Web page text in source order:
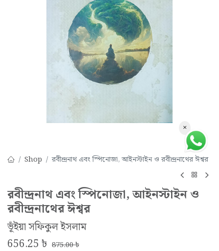
Shop রবীন্দ্রনাথ এবং স্পিনোজা, আইনস্টাইন ও রবীন্দ্রনাথের ঈশ্বর
রবীন্দ্রনাথ এবং স্পিনোজা, আইনস্টাইন ও
রবীন্দ্রনাথের ঈশ্বর
ভূঁইয়া সফিকুল ইসলাম
656.25 ৳ 875.00৳
×